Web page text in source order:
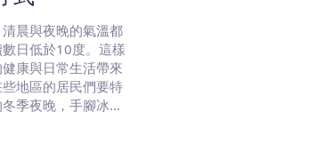
晨與夜晚的氣溫都
日低於10度。這樣
康與日常生活帶來
地區的居民們要特
季夜晚，手腳冰冷